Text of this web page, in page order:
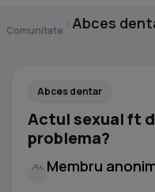
Comunitate Abces
Abces dentar
Actul sexual ft
problema?
Membru